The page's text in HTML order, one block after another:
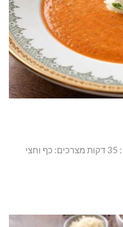
6 מנות זמן הכנה: 15 דקות זמן בישול : 35 דקות מצרכים: כף וחצי